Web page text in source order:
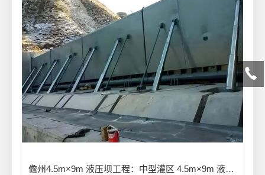
儋州4.5m×9m 液压坝工程：中型灌区 4.5m×9m 液压坝输水灌溉工程案例